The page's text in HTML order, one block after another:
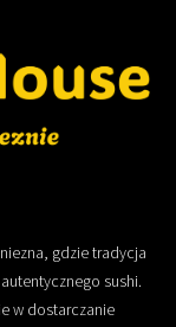
gdzie tradycja
sushi.
w dostarczanie